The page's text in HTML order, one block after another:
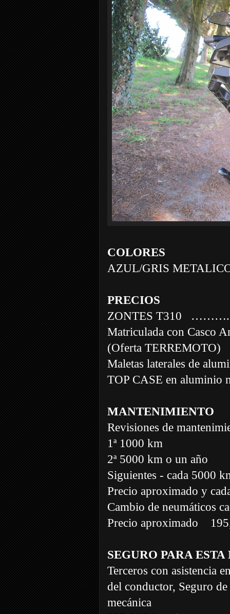
COLORES
AZUL/GRIS
PRECIOS
ZONTES T310
……….
Matriculada con Casco
(Oferta TERREMOTO)
Maletas laterales de
TOP CASE en aluminio
MANTENIMIENTO
Revisiones de
1ª 1000 km
2ª 5000 km o un año
Siguientes - cada 5000
Precio aproximado y
Cambio de neumáticos
Precio aproximado
SEGURO PARA
Terceros con asistencia
del conductor, Seguro
mecánica